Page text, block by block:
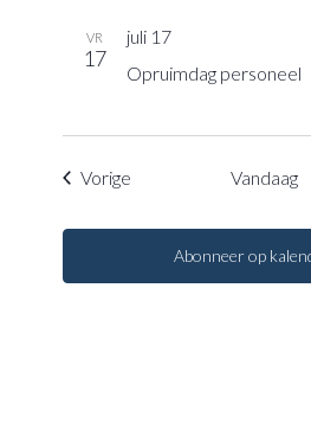
VR
17
juli 17
Opruimdag personeel
Vorige EvenementenVandaag
Abonneer op